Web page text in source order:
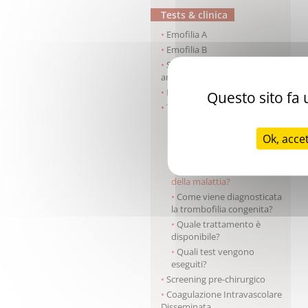
Tests & clinica
Emofilia A
Emofilia B
Sindrome da anticorpi
antifosfolipidi
Malattia di von Willebrand
Trombofilia
Qual è l’origine della
Quali sono i segni clinici?
della malattia?
Come viene diagnosticata
la trombofilia congenita?
Quale trattamento è
disponibile?
Quali test vengono
eseguiti?
Screening pre-chirurgico
Coagulazione Intravascolare
Questo sito fa
Ok,